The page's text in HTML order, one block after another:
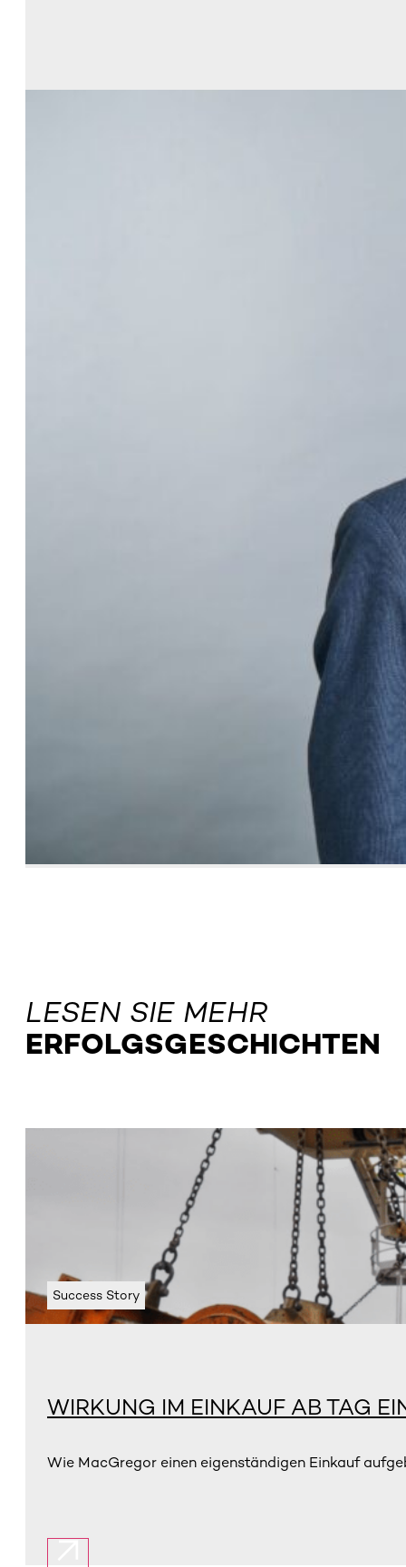
LESEN SIE MEHR
ERFOLGSGESCHICHTEN
Success Story
WIRKUNG IM EINKAUF AB TAG
Wie MacGregor einen eigenständigen Einkauf